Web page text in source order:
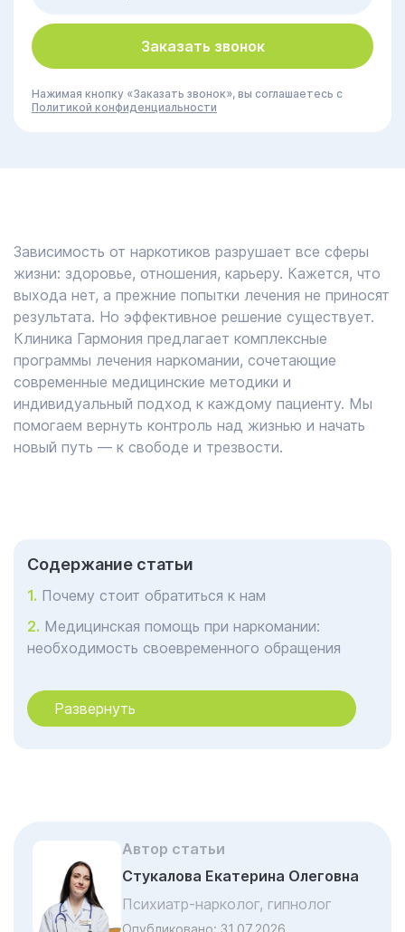
Заказать звонок
Нажимая кнопку «Заказать звонок», вы соглашаетесь с
Политикой конфиденциальности
Зависимость от наркотиков разрушает все сферы
жизни: здоровье, отношения, карьеру. Кажется, что
выхода нет, а прежние попытки лечения не приносят
результата. Но эффективное решение существует.
Клиника Гармония предлагает комплексные
программы лечения наркомании, сочетающие
современные медицинские методики и
индивидуальный подход к каждому пациенту. Мы
помогаем вернуть контроль над жизнью и начать
новый путь — к свободе и трезвости.
Cодержание статьи
Почему стоит обратиться к нам
Медицинская помощь при наркомании:
необходимость своевременного обращения
Нижнекамске: эффективная терапия без
отрыва от привычной жизни
становится проводником к свободе
Экосистема выздоровления: от
детоксикации к пожизненной поддержке
Развернуть
Автор статьи
Стукалова Екатерина Олеговна
Психиатр-нарколог, гипнолог
Опубликовано: 31.07.2026